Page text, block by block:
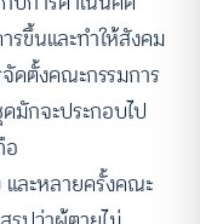
ขึ้นและทำให้สังคม
ดตั้งคณะกรรมการ
มักจะประกอบไป
อ
และหลายครั้งคณะ